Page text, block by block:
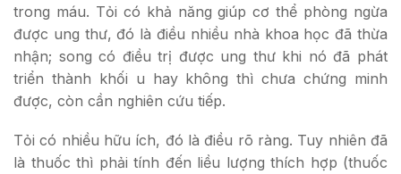
trong máu. Tỏi có khả năng giúp cơ thể phòng ngừa
được ung thư, đó là điều nhiều nhà khoa học đã thừa
nhận; song có điều trị được ung thư khi nó đã phát
triển thành khối u hay không thì chưa chứng minh
được, còn cần nghiên cứu tiếp.
Tỏi có nhiều hữu ích, đó là điều rõ ràng. Tuy nhiên đã
là thuốc thì phải tính đến liều lượng thích hợp (thuốc